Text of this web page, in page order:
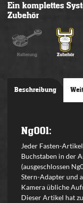
Ein komplettes
Zubehör
Beschreibung
Ng001:
Jeder Fasten-
Buchstaben in der
(ausgeschlossen
Stern-Adapter und
Kamera übliche
Dieser Artikel hat